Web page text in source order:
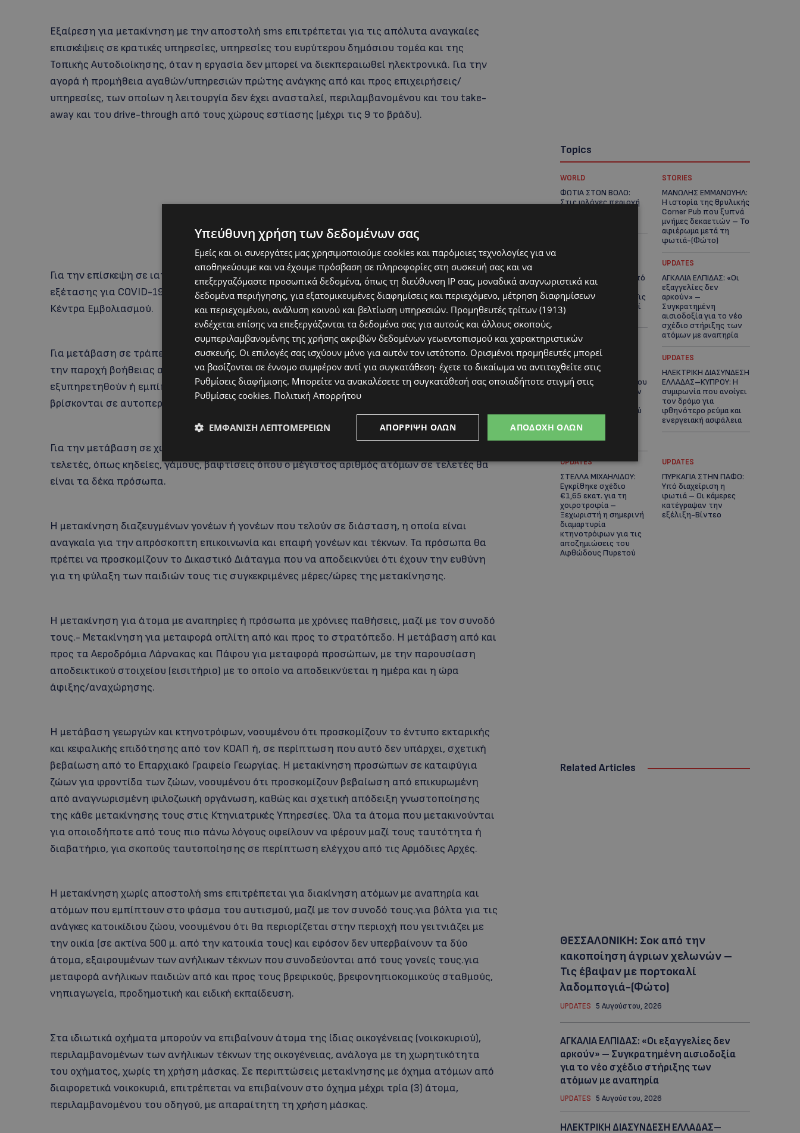
Εξαίρεση για μετακίνηση με την αποστολή sms επιτρέπεται για τις απόλυτα αναγκαίες
επισκέψεις σε κρατικές υπηρεσίες, υπηρεσίες του ευρύτερου δημόσιου τομέα και της
Τοπικής Αυτοδιοίκησης, όταν η εργασία δεν μπορεί να διεκπεραιωθεί ηλεκτρονικά. Για την
αγορά ή προμήθεια αγαθών/υπηρεσιών πρώτης ανάγκης από και προς επιχειρήσεις/
υπηρεσίες, των οποίων η λειτουργία δεν έχει ανασταλεί, περιλαμβανομένου και του take-
away και του drive-through από τους χώρους εστίασης (μέχρι τις 9 το βράδυ).
Για την επίσκεψη σε ιατρό/ιατρικό κέντρο ή για αιμοδοσία ή για διενέργεια εργαστηριακής
εξέτασης για COVID-19 (rapid test ή PCR) ή μετάβαση σε φαρμακείο ή για εμβολιασμό στα
Κέντρα Εμβολιασμού.
Για μετάβαση σε τράπεζα, στο μέτρο που δεν είναι δυνατή η ηλεκτρονική συναλλαγή για
την παροχή βοήθειας σε συγγενικά πρόσωπα ή/και συμπολίτες που αδυνατούν να αυτό-
εξυπηρετηθούν ή εμπίπτουν σε ομάδες που οφείλουν να αυτό-προστατευτούν ή
βρίσκονται σε αυτοπεριορισμό ή/και σε χώρους υποχρεωτικού περιορισμού.
Για την μετάβαση σε χώρο θρησκευτικής λατρείας για σκοπούς ατομικής προσευχής ή για
τελετές, όπως κηδείες, γάμους, βαφτίσεις όπου ο μέγιστος αριθμός ατόμων σε τελετές θα
είναι τα δέκα πρόσωπα.
Η μετακίνηση διαζευγμένων γονέων ή γονέων που τελούν σε διάσταση, η οποία είναι
αναγκαία για την απρόσκοπτη επικοινωνία και επαφή γονέων και τέκνων. Τα πρόσωπα θα
πρέπει να προσκομίζουν το Δικαστικό Διάταγμα που να αποδεικνύει ότι έχουν την ευθύνη
για τη φύλαξη των παιδιών τους τις συγκεκριμένες μέρες/ώρες της μετακίνησης.
Η μετακίνηση για άτομα με αναπηρίες ή πρόσωπα με χρόνιες παθήσεις, μαζί με τον συνοδό
τους.- Μετακίνηση για μεταφορά οπλίτη από και προς το στρατόπεδο. Η μετάβαση από και
προς τα Αεροδρόμια Λάρνακας και Πάφου για μεταφορά προσώπων, με την παρουσίαση
αποδεικτικού στοιχείου (εισιτήριο) με το οποίο να αποδεικνύεται η ημέρα και η ώρα
άφιξης/αναχώρησης.
Η μετάβαση γεωργών και κτηνοτρόφων, νοουμένου ότι προσκομίζουν το έντυπο εκταρικής
και κεφαλικής επιδότησης από τον ΚΟΑΠ ή, σε περίπτωση που αυτό δεν υπάρχει, σχετική
βεβαίωση από το Επαρχιακό Γραφείο Γεωργίας. Η μετακίνηση προσώπων σε καταφύγια
ζώων για φροντίδα των ζώων, νοουμένου ότι προσκομίζουν βεβαίωση από επικυρωμένη
από αναγνωρισμένη φιλοζωική οργάνωση, καθώς και σχετική απόδειξη γνωστοποίησης
της κάθε μετακίνησης τους στις Κτηνιατρικές Υπηρεσίες. Όλα τα άτομα που μετακινούνται
για οποιοδήποτε από τους πιο πάνω λόγους οφείλουν να φέρουν μαζί τους ταυτότητα ή
διαβατήριο, για σκοπούς ταυτοποίησης σε περίπτωση ελέγχου από τις Αρμόδιες Αρχές.
Η μετακίνηση χωρίς αποστολή sms επιτρέπεται για διακίνηση ατόμων με αναπηρία και
ατόμων που εμπίπτουν στο φάσμα του αυτισμού, μαζί με τον συνοδό τους.για βόλτα για τις
ανάγκες κατοικίδιου ζώου, νοουμένου ότι θα περιορίζεται στην περιοχή που γειτνιάζει με
την οικία (σε ακτίνα 500 μ. από την κατοικία τους) και εφόσον δεν υπερβαίνουν τα δύο
άτομα, εξαιρουμένων των ανήλικων τέκνων που συνοδεύονται από τους γονείς τους.για
μεταφορά ανήλικων παιδιών από και προς τους βρεφικούς, βρεφονηπιοκομικούς σταθμούς,
νηπιαγωγεία, προδημοτική και ειδική εκπαίδευση.
Στα ιδιωτικά οχήματα μπορούν να επιβαίνουν άτομα της ίδιας οικογένειας (νοικοκυριού),
περιλαμβανομένων των ανήλικων τέκνων της οικογένειας, ανάλογα με τη χωρητικότητα
του οχήματος, χωρίς τη χρήση μάσκας. Σε περιπτώσεις μετακίνησης με όχημα ατόμων από
διαφορετικά νοικοκυριά, επιτρέπεται να επιβαίνουν στο όχημα μέχρι τρία (3) άτομα,
περιλαμβανομένου του οδηγού, με απαραίτητη τη χρήση μάσκας.
Topics
WORLD
ΦΩΤΙΑ ΣΤΟΝ ΒΟΛΟ:
Στις φλόγες περιοχή
STORIES
ΜΑΝΩΛΗΣ ΕΜΜΑΝΟΥΗΛ:
Η ιστορία της θρυλικής
Corner Pub που ξυπνά
μνήμες δεκαετιών – Το
αφιέρωμα μετά τη
φωτιά-(Φώτο)
ΘΕΣΣΑΛΟΝΙΚΗ: Σοκ από
την κακοποίηση
άγριων χελωνών – Τις
έβαψαν με πορτοκαλί
λαδομπογιά-(Φώτο)
UPDATES
ΑΓΚΑΛΙΑ ΕΛΠΙΔΑΣ: «Οι
εξαγγελίες δεν
αρκούν» –
Συγκρατημένη
αισιοδοξία για το νέο
σχέδιο στήριξης των
ατόμων με αναπηρία
STORIES
ΟΡΦΕΑΣ ΣΟΛΩΜΟΥ: Ο
10χρονος Κύπριος που
πρωταγωνιστεί στην
εξοικονόμησης νερού
κάνουν τη διαφορά -
(Βίντεο)
UPDATES
ΗΛΕΚΤΡΙΚΗ ΔΙΑΣΥΝΔΕΣΗ
ΕΛΛΑΔΑΣ–ΚΥΠΡΟΥ: Η
συμφωνία που ανοίγει
τον δρόμο για
φθηνότερο ρεύμα και
ενεργειακή ασφάλεια
UPDATES
ΣΤΕΛΛΑ ΜΙΧΑΗΛΙΔΟΥ:
Εγκρίθηκε σχέδιο
€1,65 εκατ. για τη
χοιροτροφία –
Ξεχωριστή η σημερινή
διαμαρτυρία
κτηνοτρόφων για τις
αποζημιώσεις του
Αφθώδους Πυρετού
UPDATES
ΠΥΡΚΑΓΙΑ ΣΤΗΝ ΠΑΦΟ:
Υπό διαχείριση η
φωτιά – Οι κάμερες
κατέγραψαν την
εξέλιξη-Βίντεο
Related Articles
ΘΕΣΣΑΛΟΝΙΚΗ: Σοκ από την
κακοποίηση άγριων χελωνών –
Τις έβαψαν με πορτοκαλί
λαδομπογιά-(Φώτο)
UPDATES 5 Αυγούστου, 2026
ΑΓΚΑΛΙΑ ΕΛΠΙΔΑΣ: «Οι εξαγγελίες δεν
αρκούν» – Συγκρατημένη αισιοδοξία
για το νέο σχέδιο στήριξης των
ατόμων με αναπηρία
UPDATES 5 Αυγούστου, 2026
ΗΛΕΚΤΡΙΚΗ ΔΙΑΣΥΝΔΕΣΗ ΕΛΛΑΔΑΣ–
Υπεύθυνη χρήση των δεδομένων σας
Εμείς και οι συνεργάτες μας χρησιμοποιούμε cookies και παρόμοιες τεχνολογίες για να
αποθηκεύουμε και να έχουμε πρόσβαση σε πληροφορίες στη συσκευή σας και να
επεξεργαζόμαστε προσωπικά δεδομένα, όπως τη διεύθυνση IP σας, μοναδικά αναγνωριστικά και
δεδομένα περιήγησης, για εξατομικευμένες διαφημίσεις και περιεχόμενο, μέτρηση διαφημίσεων
και περιεχομένου, ανάλυση κοινού και βελτίωση υπηρεσιών. Προμηθευτές τρίτων (1913)
ενδέχεται επίσης να επεξεργάζονται τα δεδομένα σας για αυτούς και άλλους σκοπούς,
συμπεριλαμβανομένης της χρήσης ακριβών δεδομένων γεωεντοπισμού και χαρακτηριστικών
συσκευής. Οι επιλογές σας ισχύουν μόνο για αυτόν τον ιστότοπο. Ορισμένοι προμηθευτές μπορεί
να βασίζονται σε έννομο συμφέρον αντί για συγκατάθεση· έχετε το δικαίωμα να αντιταχθείτε στις
Ρυθμίσεις διαφήμισης. Μπορείτε να ανακαλέσετε τη συγκατάθεσή σας οποιαδήποτε στιγμή στις
Ρυθμίσεις cookies. Πολιτική Απορρήτου
ΑΠΟΔΟΧΉ ΌΛΩΝ
ΑΠΌΡΡΙΨΗ ΌΛΩΝ
ΕΜΦΆΝΙΣΗ ΛΕΠΤΟΜΕΡΕΙΏΝ